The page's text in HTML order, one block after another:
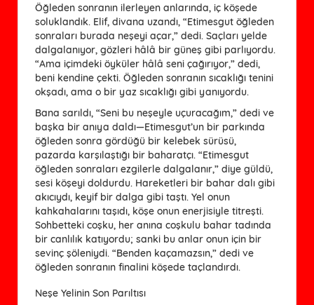
Öğleden sonranın ilerleyen anlarında, iç köşede
soluklandık. Elif, divana uzandı, “Etimesgut öğleden
sonraları burada neşeyi açar,” dedi. Saçları yelde
dalgalanıyor, gözleri hâlâ bir güneş gibi parlıyordu.
“Ama içimdeki öyküler hâlâ seni çağırıyor,” dedi,
beni kendine çekti. Öğleden sonranın sıcaklığı tenini
okşadı, ama o bir yaz sıcaklığı gibi yanıyordu.
Bana sarıldı, “Seni bu neşeyle uçuracağım,” dedi ve
başka bir anıya daldı—Etimesgut’un bir parkında
öğleden sonra gördüğü bir kelebek sürüsü,
pazarda karşılaştığı bir baharatçı. “Etimesgut
öğleden sonraları ezgilerle dalgalanır,” diye güldü,
sesi köşeyi doldurdu. Hareketleri bir bahar dalı gibi
akıcıydı, keyif bir dalga gibi taştı. Yel onun
kahkahalarını taşıdı, köşe onun enerjisiyle titreşti.
Sohbetteki coşku, her anına coşkulu bahar tadında
bir canlılık katıyordu; sanki bu anlar onun için bir
sevinç şöleniydi. “Benden kaçamazsın,” dedi ve
öğleden sonranın finalini köşede taçlandırdı.
Neşe Yelinin Son Parıltısı